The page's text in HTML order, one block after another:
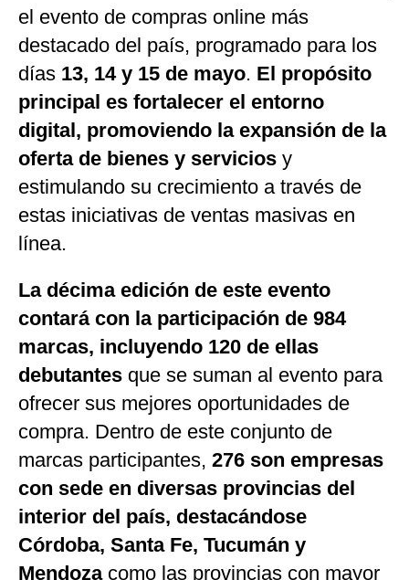
el evento de compras online más
destacado del país, programado para los
días 13, 14 y 15 de mayo. El propósito
principal es fortalecer el entorno
digital, promoviendo la expansión de la
oferta de bienes y servicios y
estimulando su crecimiento a través de
estas iniciativas de ventas masivas en
línea.
La décima edición de este evento
contará con la participación de 984
marcas, incluyendo 120 de ellas
debutantes que se suman al evento para
ofrecer sus mejores oportunidades de
compra. Dentro de este conjunto de
marcas participantes, 276 son empresas
con sede en diversas provincias del
interior del país, destacándose
Córdoba, Santa Fe, Tucumán y
Mendozacomo las provincias con mayor